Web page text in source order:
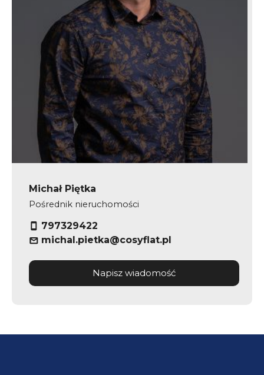
Michał Piętka
Pośrednik nieruchomości
797329422
michal.pietka@cosyflat.pl
Napisz wiadomość